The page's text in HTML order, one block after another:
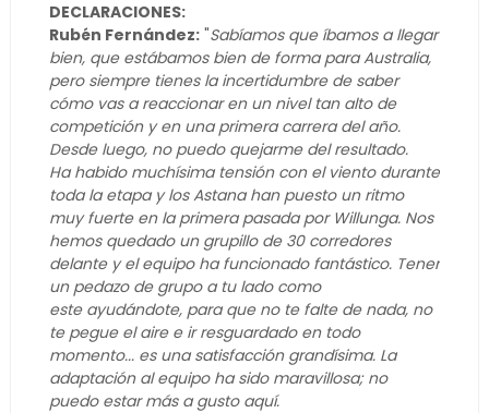
DECLARACIONES:
Rubén Fernández:"Sabíamos que íbamos a llegar
bien, que estábamos bien de forma para Australia,
pero siempre tienes la incertidumbre de saber
cómo vas a reaccionar en un nivel tan alto de
competición y en una primera carrera del año.
Desde luego, no puedo quejarme del resultado.
Ha habido muchísima tensión con el viento durante
toda la etapa y los Astana han puesto un ritmo
muy fuerte en la primera pasada por Willunga. Nos
hemos quedado un grupillo de 30 corredores
delante y el equipo ha funcionado fantástico. Tener
un pedazo de grupo a tu lado como
este ayudándote, para que no te falte de nada, no
te pegue el aire e ir resguardado en todo
momento... es una satisfacción grandísima. La
adaptación al equipo ha sido maravillosa; no
puedo estar más a gusto aquí.